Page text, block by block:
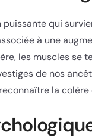
puissante qui
à une
les muscles se
de nos
la